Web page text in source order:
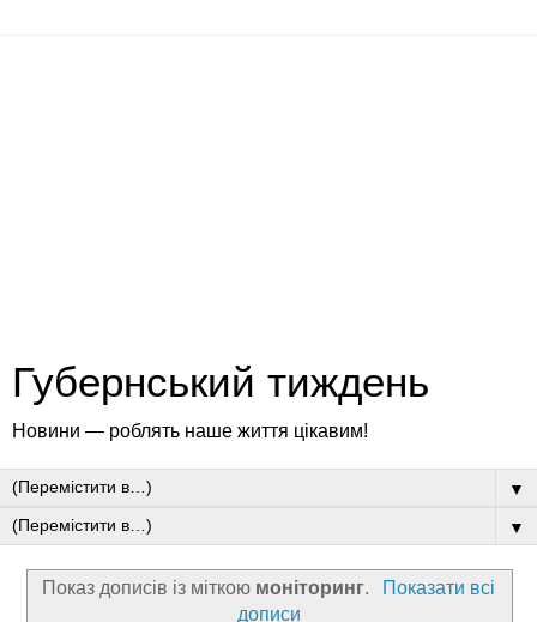
Губернський тиждень
Новини — роблять наше життя цікавим!
▼
▼
Показ дописів із міткою моніторинг.
Показати всі
дописи